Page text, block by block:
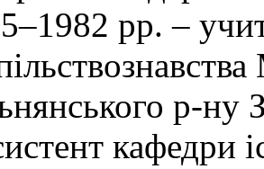
рр. –
р-ну
кафедри